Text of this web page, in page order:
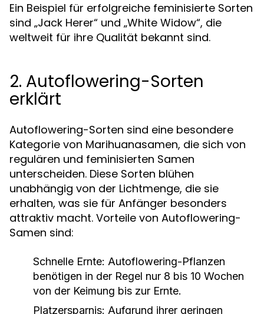
Ein Beispiel für erfolgreiche feminisierte Sorten
sind „Jack Herer“ und „White Widow“, die
weltweit für ihre Qualität bekannt sind.
2. Autoflowering-Sorten
erklärt
Autoflowering-Sorten sind eine besondere
Kategorie von Marihuanasamen, die sich von
regulären und feminisierten Samen
unterscheiden. Diese Sorten blühen
unabhängig von der Lichtmenge, die sie
erhalten, was sie für Anfänger besonders
attraktiv macht. Vorteile von Autoflowering-
Samen sind:
Schnelle Ernte: Autoflowering-Pflanzen
benötigen in der Regel nur 8 bis 10 Wochen
von der Keimung bis zur Ernte.
Platzersparnis: Aufgrund ihrer geringen